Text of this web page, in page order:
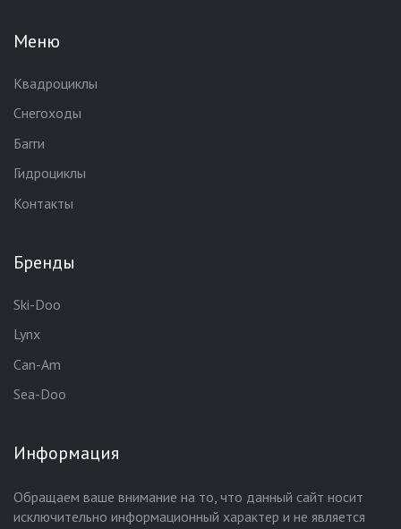
Меню
Квадроциклы
Снегоходы
Багги
Гидроциклы
Контакты
Бренды
Ski-Doo
Lynx
Can-Am
Sea-Doo
Информация
Обращаем ваше внимание на то, что данный сайт носит
исключительно информационный характер и не является